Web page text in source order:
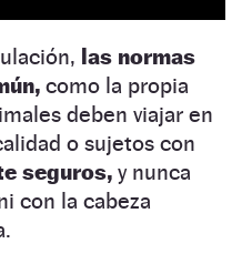
las normas
como la propia
deben viajar en
o sujetos con
seguros, y nunca
con la cabeza